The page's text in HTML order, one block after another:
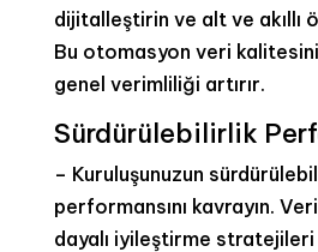
dijitalleştirin ve alt ve akıllı
Bu otomasyon veri
genel verimliliği artırır.
Sürdürülebilirlik
– Kuruluşunuzun
performansını kavrayın.
dayalı iyileştirme stratejileri